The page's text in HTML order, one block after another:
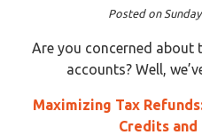
Posted on
Are you concerned about
accounts? Well,
Maximizing Tax
Credits